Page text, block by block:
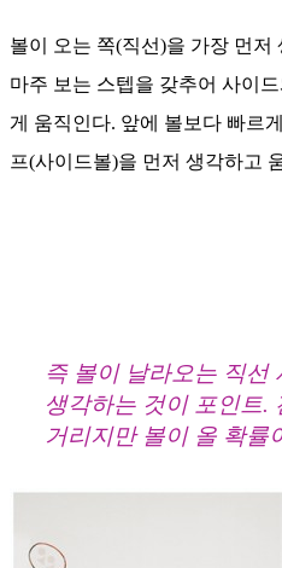
볼이 오는 쪽(직선)을 가장 먼저
마주 보는 스텝을 갖추어 사이
게 움직인다. 앞에 볼보다 빠르
프(사이드볼)을 먼저 생각하고
즉 볼이 날라오는 직선
생각하는 것이 포인트.
거리지만 볼이 올 확률